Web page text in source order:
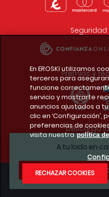
A tu lado en
¿Te
Premios y
Descarga
Condiciones legales
En EROSKI utilizamos
terceros para
funcione
servicio y mostrarte
anuncios ajustados a
clic en ‘Configuración’,
preferencias de
visita nuestra política
RECHAZAR COOKIES